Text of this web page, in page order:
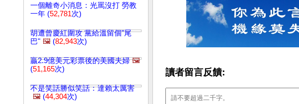
一個離奇小消息：光罵沒打 勞教
一年 (52,781次)
胡遭曾慶紅圍攻 黨給溫留個"尾
巴" 🖼️ (82,943次)
贏2.9億美元彩票後的美國夫婦 🖼️
(51,165次)
不是笑話勝似笑話：達賴太厲害
🖼️ (44,304次)
讀者留言反饋: